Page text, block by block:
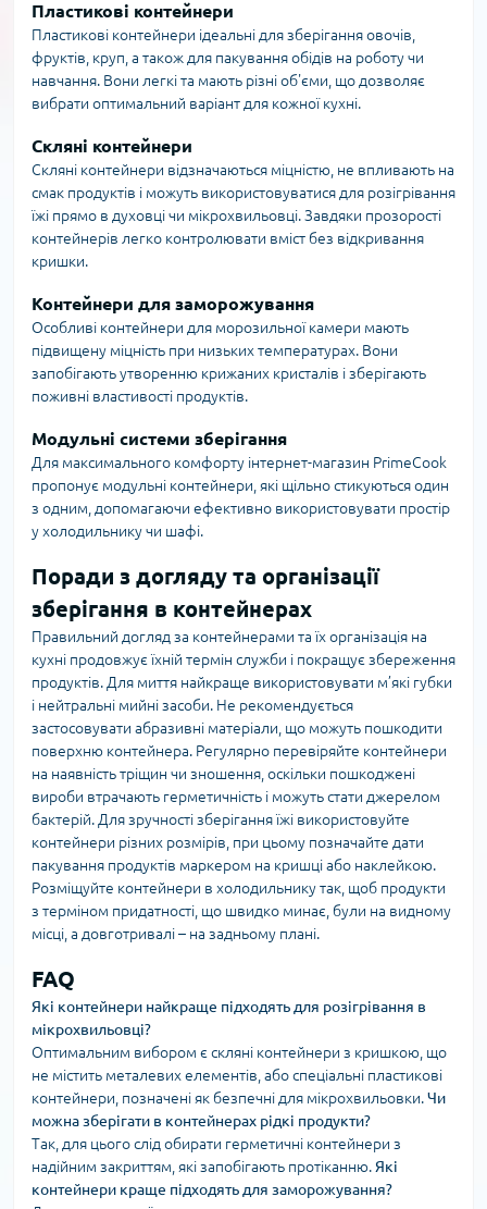
Пластикові контейнери
Пластикові контейнери ідеальні для зберігання овочів,
фруктів, круп, а також для пакування обідів на роботу чи
навчання. Вони легкі та мають різні об'єми, що дозволяє
вибрати оптимальний варіант для кожної кухні.
Скляні контейнери
Скляні контейнери відзначаються міцністю, не впливають на
смак продуктів і можуть використовуватися для розігрівання
їжі прямо в духовці чи мікрохвильовці. Завдяки прозорості
контейнерів легко контролювати вміст без відкривання
кришки.
Контейнери для заморожування
Особливі контейнери для морозильної камери мають
підвищену міцність при низьких температурах. Вони
запобігають утворенню крижаних кристалів і зберігають
поживні властивості продуктів.
Модульні системи зберігання
Для максимального комфорту інтернет-магазин PrimeCook
пропонує модульні контейнери, які щільно стикуються один
з одним, допомагаючи ефективно використовувати простір
у холодильнику чи шафі.
Поради з догляду та організації
зберігання в контейнерах
Правильний догляд за контейнерами та їх організація на
кухні продовжує їхній термін служби і покращує збереження
продуктів. Для миття найкраще використовувати м’які губки
і нейтральні мийні засоби. Не рекомендується
застосовувати абразивні матеріали, що можуть пошкодити
поверхню контейнера. Регулярно перевіряйте контейнери
на наявність тріщин чи зношення, оскільки пошкоджені
вироби втрачають герметичність і можуть стати джерелом
бактерій. Для зручності зберігання їжі використовуйте
контейнери різних розмірів, при цьому позначайте дати
пакування продуктів маркером на кришці або наклейкою.
Розміщуйте контейнери в холодильнику так, щоб продукти
з терміном придатності, що швидко минає, були на видному
місці, а довготривалі – на задньому плані.
FAQ
Які контейнери найкраще підходять для розігрівання в
мікрохвильовці?
Оптимальним вибором є скляні контейнери з кришкою, що
не містить металевих елементів, або спеціальні пластикові
контейнери, позначені як безпечні для мікрохвильовки.Чи
можна зберігати в контейнерах рідкі продукти?
Так, для цього слід обирати герметичні контейнери з
надійним закриттям, які запобігають протіканню. Які
контейнери краще підходять для заморожування?